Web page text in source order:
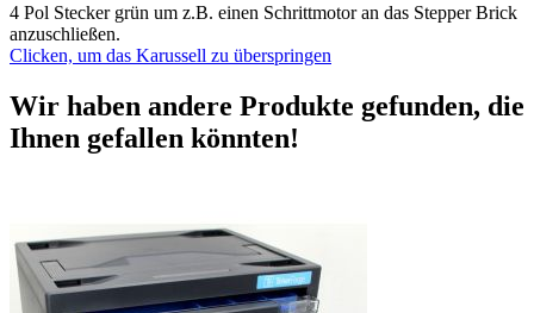
4 Pol Stecker grün um z.B. einen Schrittmotor an das Stepper Brick
anzuschließen.
Clicken, um das Karussell zu überspringen
Wir haben andere Produkte gefunden, die
Ihnen gefallen könnten!